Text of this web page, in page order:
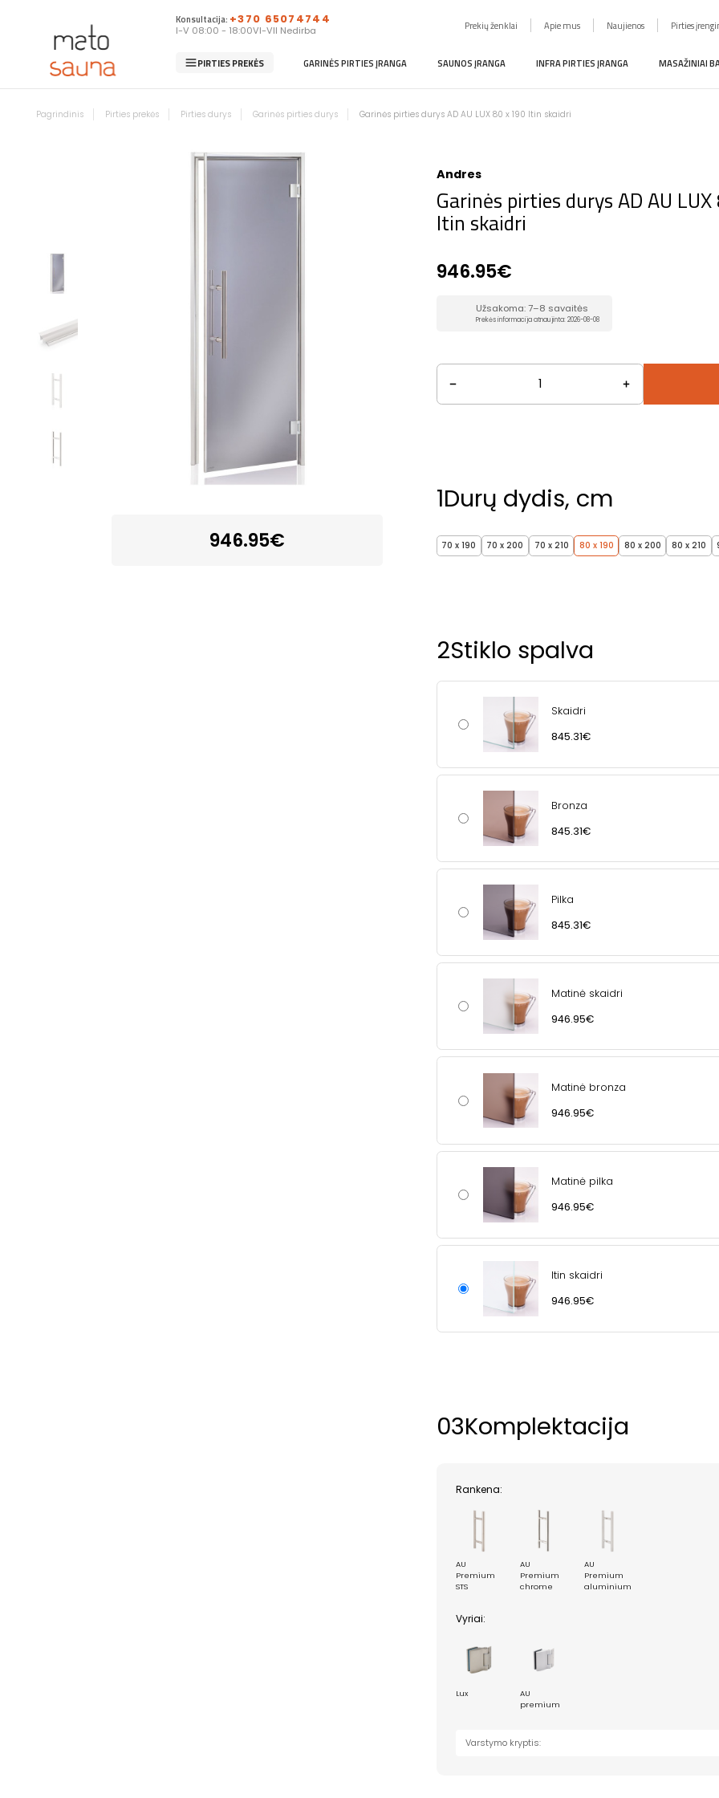
Konsultacija: +370 65074744
I-V 08:00 - 18:00VI-VII Nedirba Prekių ženklai Apie mus Naujienos Pirties
PIRTIES PREKĖS GARINĖS PIRTIES ĮRANGA SAUNOS ĮRANGA INFRA PIRTIES ĮRANGA MASAŽINIAI
Pagrindinis Pirties prekės Pirties durys Garinės pirties durys Garinės pirties durys AD AU LUX 80 x 190 Itin skaidri
946.95€
Andres
Garinės pirties durys AD AU
Itin skaidri
946.95€
Užsakoma: 7–8 savaitės
Prekės informacija atnaujinta: 2026-08-08
1Durų dydis, cm
70 x 190 70 x 200 70 x 210 80 x 190 80 x 200 80 x 210
2Stiklo spalva
Skaidri
845.31€
Bronza
845.31€
Pilka
845.31€
Matinė skaidri
946.95€
Matinė bronza
946.95€
Matinė pilka
946.95€
Itin skaidri
946.95€
03Komplektacija
Rankena:
AU
Premium
STS
AU
Premium
chrome
AU
Premium
aluminium
Vyriai:
Lux
AU
premium
Varstymo kryptis: